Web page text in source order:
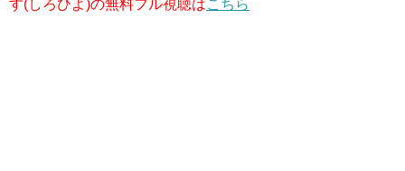
す(しろひよ)の無料フル視聴はこちら